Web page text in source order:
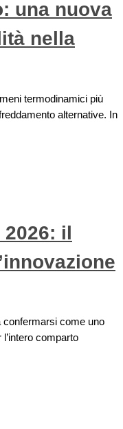
una nuova
nella
termodinamici più
alternative. In
il
confermarsi come uno
comparto